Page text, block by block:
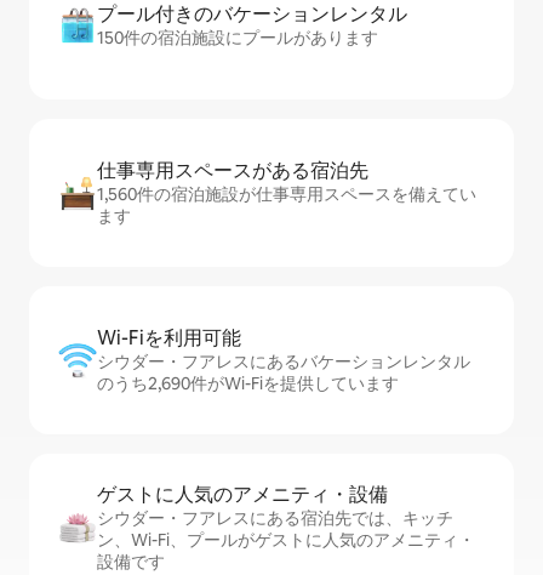
プール付きのバ⁠ケ⁠ー⁠シ⁠ョ⁠ンレ⁠ン⁠タ⁠ル
150件の宿泊施設にプールがあります
仕事専用ス⁠ペ⁠ー⁠スがあ⁠る宿⁠泊⁠先
1,560件の宿泊施設が仕事専用スペースを備えてい
ます
Wi-Fiを利⁠用⁠可⁠能
シウダー・フアレスにあるバケーションレンタル
のうち2,690件がWi-Fiを提供しています
ゲストに人⁠気⁠のア⁠メ⁠ニ⁠テ⁠ィ・設⁠備
シウダー・フアレスにある宿泊先では、キッチ
ン、Wi-Fi、プールがゲストに人気のアメニティ・
設備です